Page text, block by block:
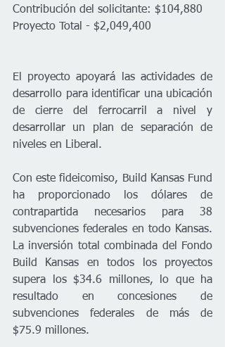
Contribución del solicitante: $104,880
Proyecto Total - $2,049,400
El proyecto apoyará las actividades de
desarrollo para identificar una ubicación
de cierre del ferrocarril a nivel y
desarrollar un plan de separación de
niveles en Liberal.
Con este fideicomiso, Build Kansas Fund
ha proporcionado los dólares de
contrapartida necesarios para 38
subvenciones federales en todo Kansas.
La inversión total combinada del Fondo
Build Kansas en todos los proyectos
supera los $34.6 millones, lo que ha
resultado en concesiones de
subvenciones federales de más de
$75.9 millones.